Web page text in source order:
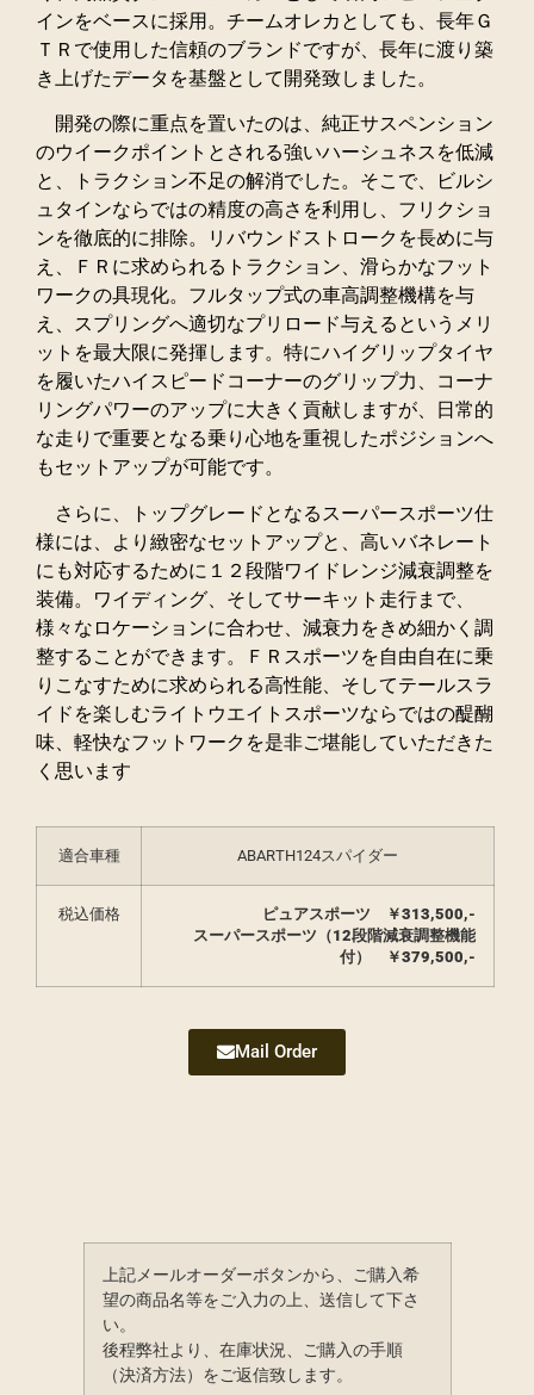
インをベースに採用。チームオレカとしても、長年Ｇ
ＴＲで使用した信頼のブランドですが、長年に渡り築
き上げたデータを基盤として開発致しました。
開発の際に重点を置いたのは、純正サスペンション
のウイークポイントとされる強いハーシュネスを低減
と、トラクション不足の解消でした。そこで、ビルシ
ュタインならではの精度の高さを利用し、フリクショ
ンを徹底的に排除。リバウンドストロークを長めに与
え、ＦＲに求められるトラクション、滑らかなフット
ワークの具現化。フルタップ式の車高調整機構を与
え、スプリングへ適切なプリロード与えるというメリ
ットを最大限に発揮します。特にハイグリップタイヤ
を履いたハイスピードコーナーのグリップ力、コーナ
リングパワーのアップに大きく貢献しますが、日常的
な走りで重要となる乗り心地を重視したポジションへ
もセットアップが可能です。
さらに、トップグレードとなるスーパースポーツ仕
様には、より緻密なセットアップと、高いバネレート
にも対応するために１２段階ワイドレンジ減衰調整を
装備。ワイディング、そしてサーキット走行まで、
様々なロケーションに合わせ、減衰力をきめ細かく調
整することができます。ＦＲスポーツを自由自在に乗
りこなすために求められる高性能、そしてテールスラ
イドを楽しむライトウエイトスポーツならではの醍醐
味、軽快なフットワークを是非ご堪能していただきた
く思います
適合車種 ABARTH124スパイダー
税込価格 ピュアスポーツ ￥313,500,-
スーパースポーツ（12段階減衰調整機能
付） ￥379,500,-
Mail Order
上記メールオーダーボタンから、ご購入希
望の商品名等をご入力の上、送信して下さ
い。
後程弊社より、在庫状況、ご購入の手順
（決済方法）をご返信致します。